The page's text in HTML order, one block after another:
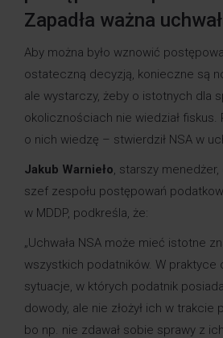
Zapadła ważna
Aby można było wznowić
ostateczną decyzją, konieczne są
ale wystarczy, żeby o istotnych dla
okolicznościach nie wiedział fiskus.
o nich wiedzę – stwierdził NSA w
Jakub Warnieło, starszy
szef zespołu postępowań
w MDDP, podkreśla, że:
„Uchwała NSA może mieć istotne
wszystkich podatników. W praktyce
sytuacje, w których podatnik
dowody, ale nie złożył ich w trakcie
bo np. nie zdawał sobie sprawy z